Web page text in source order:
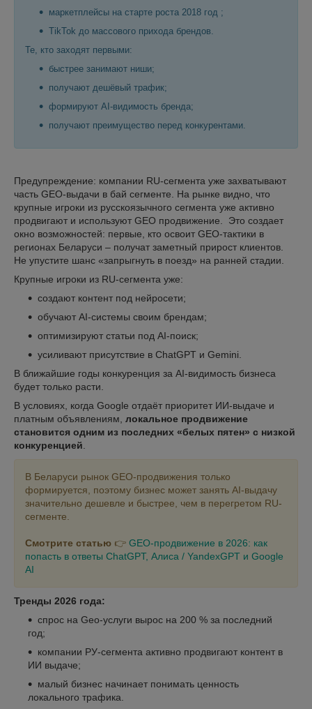
маркетплейсы на старте роста 2018 год ;
TikTok до массового прихода брендов.
Те, кто заходят первыми:
быстрее занимают ниши;
получают дешёвый трафик;
формируют AI-видимость бренда;
получают преимущество перед конкурентами.
Предупреждение: компании RU‑сегмента уже захватывают
часть GEO‑выдачи в бай сегменте. На рынке видно, что
крупные игроки из русскоязычного сегмента уже активно
продвигают и используют GEO продвижение. Это создает
окно возможностей: первые, кто освоит GEO‑тактики в
регионах Беларуси – получат заметный прирост клиентов.
Не упустите шанс «запрыгнуть в поезд» на ранней стадии.
Крупные игроки из RU-сегмента уже:
создают контент под нейросети;
обучают AI-системы своим брендам;
оптимизируют статьи под AI-поиск;
усиливают присутствие в ChatGPT и Gemini.
В ближайшие годы конкуренция за AI-видимость бизнеса
будет только расти.
В условиях, когда Google отдаёт приоритет ИИ‑выдаче и
платным объявлениям, локальное продвижение
становится одним из последних «белых пятен» с низкой
конкуренцией.
В Беларуси рынок GEO-продвижения только
формируется, поэтому бизнес может занять AI-выдачу
значительно дешевле и быстрее, чем в перегретом RU-
сегменте.
Смотрите статью 👉 GEO-продвижение в 2026: как
попасть в ответы ChatGPT, Алиса / YandexGPT и Google
AI
Тренды 2026 года:
спрос на Geo‑услуги вырос на 200 % за последний
год;
компании РУ‑сегмента активно продвигают контент в
ИИ выдаче;
малый бизнес начинает понимать ценность
локального трафика.